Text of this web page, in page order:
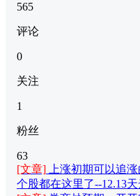
565
评论
0
关注
1
粉丝
63
[文章] 上涨初期可以追
个股都在这里了--12.13